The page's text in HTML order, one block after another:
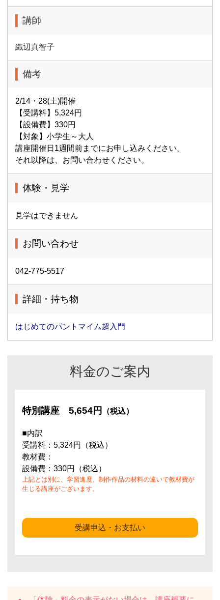
講師
織辺真智子
備考
2/14・28(土)開催
【受講料】5,324円
【設備費】330円
【対象】小学生～大人
講座開催日1週間前までにお申し込みください。
それ以降は、お問い合わせください。
体験・見学
見学はできません
お問い合わせ
042-775-5517
詳細・持ち物
はじめてのパントマイム超入門
料金のご案内
特別講座 5,654円 （税込）
■内訳
受講料：5,324円（税込）
教材費：
設備費：330円（税込）
上記とは別に、学習進度、制作作品の材料の違いで教材費が
生じる講座がございます。
受講申込・お支払い